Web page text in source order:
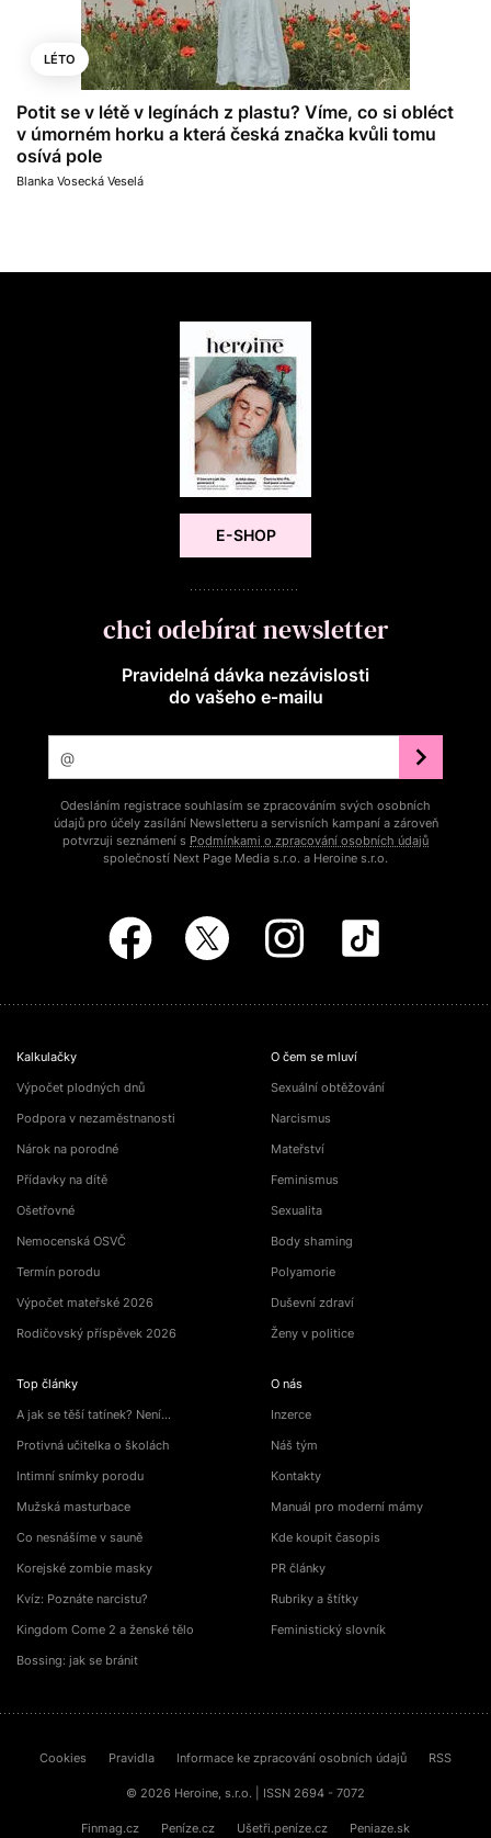
LÉTO
Potit se v létě v legínách z plastu? Víme, co si obléct
v úmorném horku a která česká značka kvůli tomu
osívá pole
Blanka Vosecká Veselá
E-SHOP
chci odebírat newsletter
Pravidelná dávka nezávislosti
do vašeho e‑mailu
Odesláním registrace souhlasím se zpracováním svých osobních
údajů pro účely zasílání Newsletteru a servisních kampaní a zároveň
potvrzuji seznámení s Podmínkami o zpracování osobních údajů
společností Next Page Media s.r.o. a Heroine s.r.o.
Kalkulačky
Výpočet plodných dnů
Podpora v nezaměstnanosti
Nárok na porodné
Přídavky na dítě
Ošetřovné
Nemocenská OSVČ
Termín porodu
Výpočet mateřské 2026
Rodičovský příspěvek 2026
Top články
A jak se těší tatínek? Není…
Protivná učitelka o školách
Intimní snímky porodu
Mužská masturbace
Co nesnášíme v sauně
Korejské zombie masky
Kvíz: Poznáte narcistu?
Kingdom Come 2 a ženské tělo
Bossing: jak se bránit
O čem se mluví
Sexuální obtěžování
Narcismus
Mateřství
Feminismus
Sexualita
Body shaming
Polyamorie
Duševní zdraví
Ženy v politice
O nás
Inzerce
Náš tým
Kontakty
Manuál pro moderní mámy
Kde koupit časopis
PR články
Rubriky a štítky
Feministický slovník
Cookies Pravidla Informace ke zpracování osobních údajů RSS
© 2026 Heroine, s.r.o. | ISSN 2694 - 7072
Finmag.cz Peníze.cz Ušetři.peníze.cz Peniaze.sk